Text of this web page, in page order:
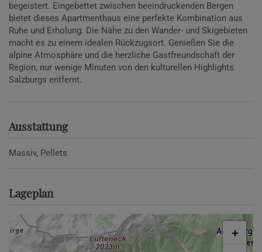
begeistert. Eingebettet zwischen beeindruckenden Bergen
bietet dieses Apartmenthaus eine perfekte Kombination aus
Ruhe und Erholung. Die Nähe zu den Wander- und Skigebieten
macht es zu einem idealen Rückzugsort. Genießen Sie die
alpine Atmosphäre und die herzliche Gastfreundschaft der
Region, nur wenige Minuten von den kulturellen Highlights
Salzburgs entfernt.
Ausstattung
Massiv Pellets
Lageplan
+